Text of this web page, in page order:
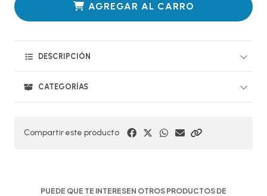
AGREGAR AL CARRO
DESCRIPCIÓN
CATEGORÍAS
Compartir este producto
PUEDE QUE TE INTERESEN OTROS PRODUCTOS DE